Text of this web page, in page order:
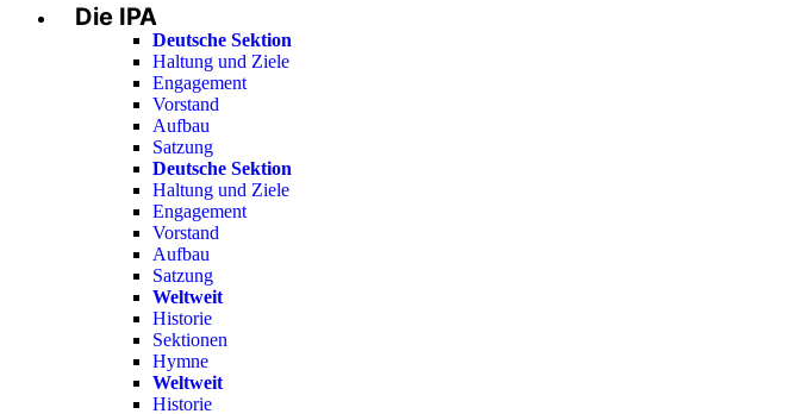
Die IPA
Deutsche Sektion
Haltung und Ziele
Engagement
Vorstand
Aufbau
Satzung
Deutsche Sektion
Haltung und Ziele
Engagement
Vorstand
Aufbau
Satzung
Weltweit
Historie
Sektionen
Hymne
Weltweit
Historie